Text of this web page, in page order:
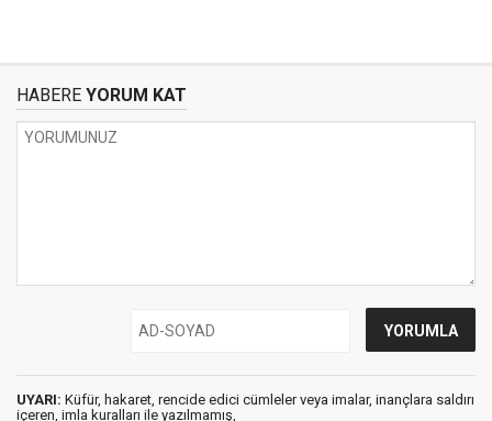
HABERE YORUM KAT
UYARI: Küfür, hakaret, rencide edici cümleler veya imalar, inançlara saldırı
içeren, imla kuralları ile yazılmamış,